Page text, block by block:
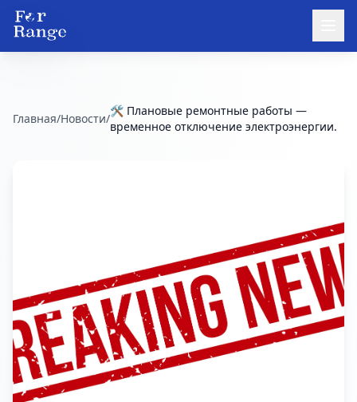
Главная/Новости/
🛠️ Плановые ремонтные работы —
временное отключение электроэнергии.